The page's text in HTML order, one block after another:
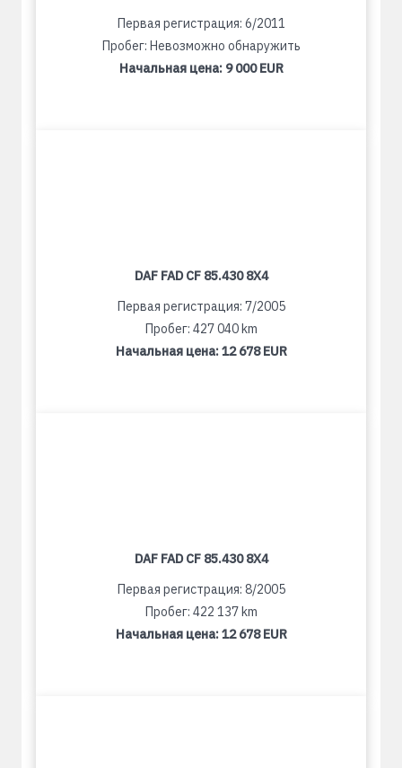
Первая регистрация: 6/2011
Пробег: Невозможно обнаружить
Начальная цена: 9 000 EUR
DAF FAD CF 85.430 8X4
Первая регистрация: 7/2005
Пробег: 427 040 km
Начальная цена:12 678 EUR
DAF FAD CF 85.430 8X4
Первая регистрация: 8/2005
Пробег: 422 137 km
Начальная цена:12 678 EUR